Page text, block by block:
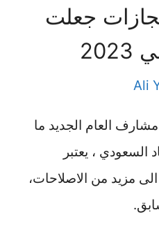
: 5 إنجازات جعلت
Ali
العام الجديد ما
السعودي ، يعتبر
مزيد من الاصلاحات،